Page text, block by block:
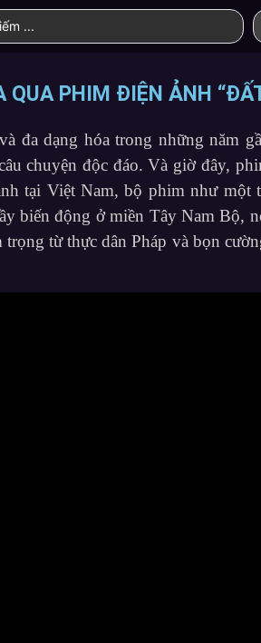
PHIM ĐIỆN ẢNH
đa dạng hóa trong những năm
chuyện độc đáo. Và giờ đây,
tại Việt Nam, bộ phim như một
biến động ở miền Tây Nam Bộ,
từ thực dân Pháp và bọn